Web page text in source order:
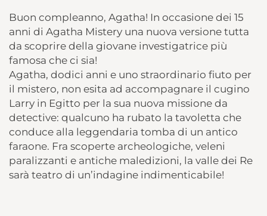
Buon compleanno, Agatha! In occasione dei 15
anni di Agatha Mistery una nuova versione tutta
da scoprire della giovane investigatrice più
famosa che ci sia!
Agatha, dodici anni e uno straordinario fiuto per
il mistero, non esita ad accompagnare il cugino
Larry in Egitto per la sua nuova missione da
detective: qualcuno ha rubato la tavoletta che
conduce alla leggendaria tomba di un antico
faraone. Fra scoperte archeologiche, veleni
paralizzanti e antiche maledizioni, la valle dei Re
sarà teatro di un’indagine indimenticabile!